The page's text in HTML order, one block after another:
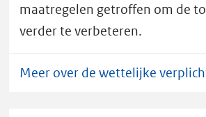
maatregelen getroffen om de
verder te verbeteren.
Meer over de wettelijke